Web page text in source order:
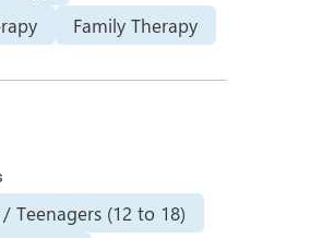
Family Therapy
Teenagers (12 to 18)